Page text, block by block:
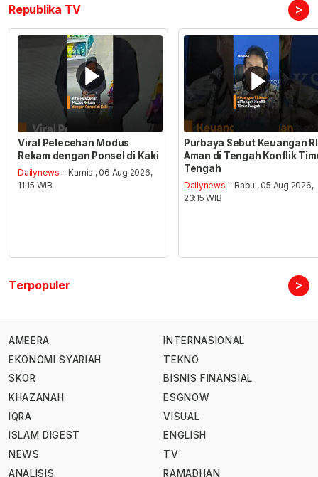
Republika TV >
Viral Pelecehan Modus
Rekam dengan Ponsel di Kaki
Dailynews - Kamis , 06 Aug 2026,
11:15 WIB
Purbaya Sebut Keuangan RI
Aman di Tengah Konflik
Tengah
Dailynews - Rabu , 05 Aug 2026,
23:15 WIB
Terpopuler >
AMEERA
EKONOMI SYARIAH
SKOR
KHAZANAH
IQRA
ISLAM DIGEST
NEWS
ANALISIS
INTERNASIONAL
TEKNO
BISNIS FINANSIAL
ESGNOW
VISUAL
ENGLISH
TV
RAMADHAN